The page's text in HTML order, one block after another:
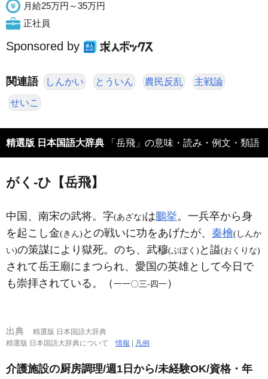
月給25万円～35万円
正社員
Sponsored by
関連語 しんかい とういん 農民反乱 主戦論
せいこ
精選版 日本国語大辞典 「岳飛」の意味・読み・例文・類語
がく‐ひ【岳飛】
中国、南宋の武将。字(あざな)は鵬挙。一兵卒から身
を起こし金(きん) との戦いに功をあげたが、 秦檜(しんか
い)の策謀により獄死。のち、武穆(ぶぼく) と謚(おくりな)
されて岳王廟にまつられ、愛国の英雄として今日で
も崇拝されている。（一一〇三‐四一）
出典
精選版 日本国語大辞典
精選版 日本国語大辞典について情報 凡例
介護施設の厨房調理/週1日から/未経験OK/資格・年